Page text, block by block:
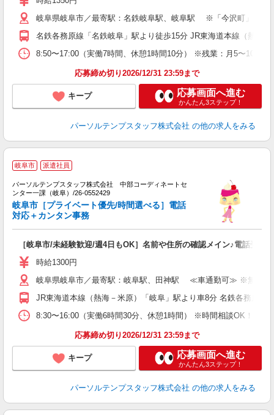
岐阜県岐阜市／最寄駅：名鉄岐阜駅、岐阜駅 ※「今沢町」「
名鉄各務原線「名鉄岐阜」駅より徒歩15分 JR東海道本線（熱海
8:50〜17:00（実働7時間、休憩1時間10分） ※残業：月5〜10時
応募締め切り2026/12/31 23:59まで
キープ 応募画面へ進む
かんたん3ステップ！
パーソルテンプスタッフ株式会社 の他の求人をみる
岐阜市 派遣社員
パーソルテンプスタッフ株式会社 中部コーディネートセ
ンター一課（岐阜）/26-0552429
岐阜市［プライベート優先/時間選べる］電話
対応＋カンタン事務
［岐阜市/未経験歓迎/週4日もOK］名前や住所の確認メイン♪電話受付
時給1300円
岐阜県岐阜市／最寄駅：岐阜駅、田神駅 ≪車通勤可≫ ※無料駐
JR東海道本線（熱海－米原）「岐阜」駅より車8分 名鉄各務原線
8:30〜16:00（実働6時間30分、休憩1時間） ※時間相談OK！
応募締め切り2026/12/31 23:59まで
キープ 応募画面へ進む
かんたん3ステップ！
パーソルテンプスタッフ株式会社 の他の求人をみる